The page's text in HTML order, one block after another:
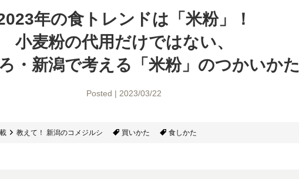
年の食トレンドは「米粉」！
小麦粉の代用だけではない、
・新潟で考える 「米粉」のつかいかた
Posted | 2023/03/22
教えて！ 新潟のコメジルシ 買いかた 食しかた